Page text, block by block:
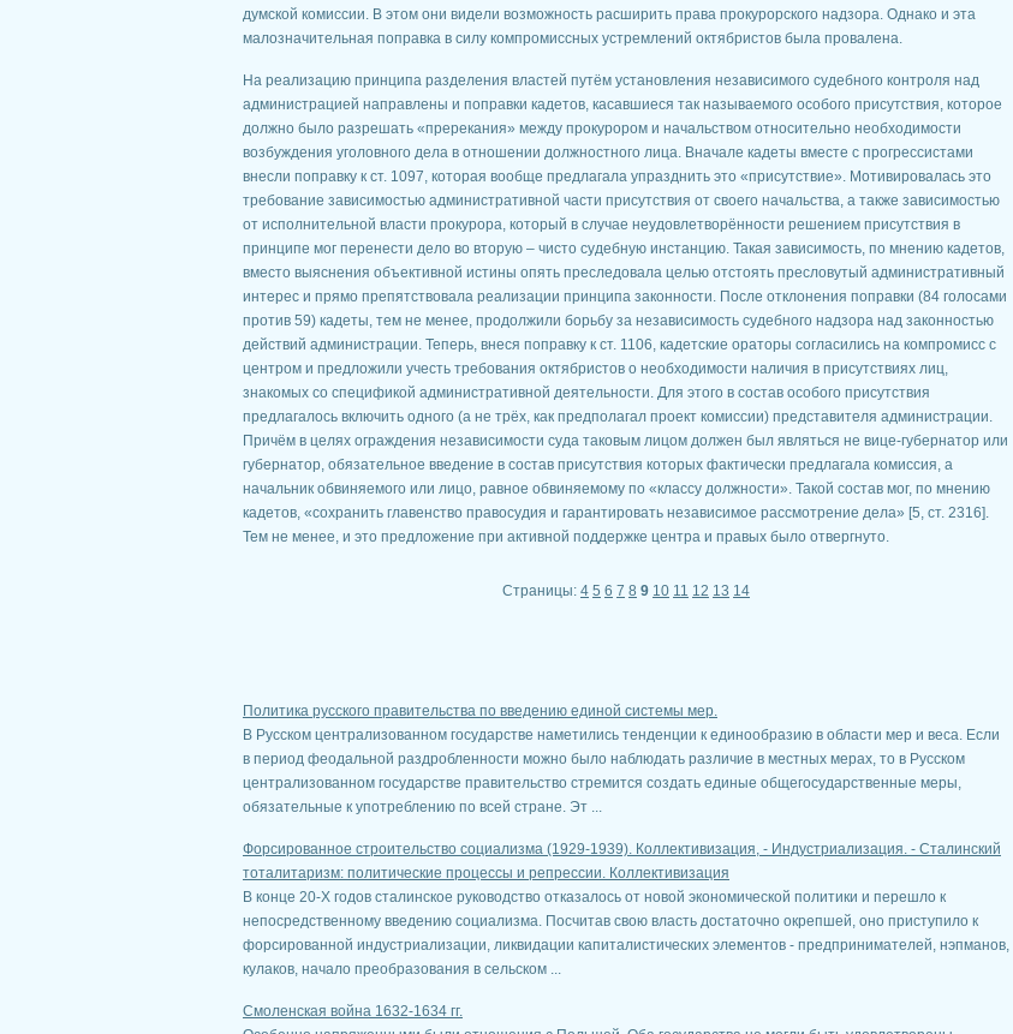
думской комиссии. В этом они видели возможность расширить права прокурорского надзора. Однако и эта
малозначительная поправка в силу компромиссных устремлений октябристов была провалена.
На реализацию принципа разделения властей путём установления независимого судебного контроля над
администрацией направлены и поправки кадетов, касавшиеся так называемого особого присутствия, которое
должно было разрешать «пререкания» между прокурором и начальством относительно необходимости
возбуждения уголовного дела в отношении должностного лица. Вначале кадеты вместе с прогрессистами
внесли поправку к ст. 1097, которая вообще предлагала упразднить это «присутствие». Мотивировалась это
требование зависимостью административной части присутствия от своего начальства, а также зависимостью
от исполнительной власти прокурора, который в случае неудовлетворённости решением присутствия в
принципе мог перенести дело во вторую – чисто судебную инстанцию. Такая зависимость, по мнению кадетов,
вместо выяснения объективной истины опять преследовала целью отстоять пресловутый административный
интерес и прямо препятствовала реализации принципа законности. После отклонения поправки (84 голосами
против 59) кадеты, тем не менее, продолжили борьбу за независимость судебного надзора над законностью
действий администрации. Теперь, внеся поправку к ст. 1106, кадетские ораторы согласились на компромисс с
центром и предложили учесть требования октябристов о необходимости наличия в присутствиях лиц,
знакомых со спецификой административной деятельности. Для этого в состав особого присутствия
предлагалось включить одного (а не трёх, как предполагал проект комиссии) представителя администрации.
Причём в целях ограждения независимости суда таковым лицом должен был являться не вице-губернатор или
губернатор, обязательное введение в состав присутствия которых фактически предлагала комиссия, а
начальник обвиняемого или лицо, равное обвиняемому по «классу должности». Такой состав мог, по мнению
кадетов, «сохранить главенство правосудия и гарантировать независимое рассмотрение дела» [5, ст. 2316].
Тем не менее, и это предложение при активной поддержке центра и правых было отвергнуто.
Страницы: 4 5 6 7 8 9 10 11 12 13 14
Политика русского правительства по введению единой системы мер.
В Русском централизованном государстве наметились тенденции к единообразию в области мер и веса. Если
в период феодальной раздробленности можно было наблюдать различие в местных мерах, то в Русском
централизованном государстве правительство стремится создать единые общегосударственные меры,
обязательные к употреблению по всей стране. Эт ...
Форсированное строительство социализма (1929-1939). Коллективизация, - Индустриализация. - Сталинский
тоталитаризм: политические процессы и репрессии. Коллективизация
В конце 20-Х годов сталинское руководство отказалось от новой экономической политики и перешло к
непосредственному введению социализма. Посчитав свою власть достаточно окрепшей, оно приступило к
форсированной индустриализации, ликвидации капиталистических элементов - предпринимателей, нэпманов,
кулаков, начало преобразования в сельском ...
Смоленская война 1632-1634 гг.